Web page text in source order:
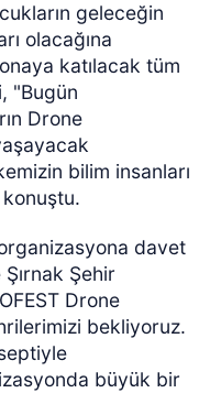
geleceğin
olacağına
katılacak tüm
"Bugün
Drone
bilim insanları
konuştu.
davet
Şehir
Drone
bekliyoruz.
büyük bir